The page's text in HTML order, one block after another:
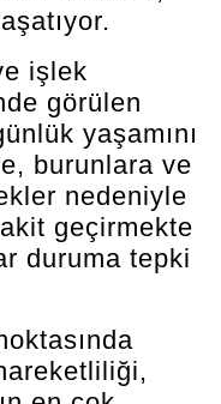
işlek
görülen
yaşamını
burunlara ve
nedeniyle
geçirmekte
duruma tepki